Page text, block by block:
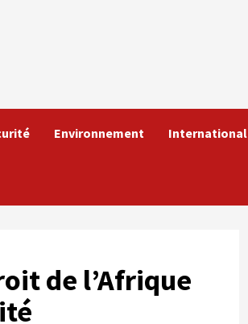
Environnement International
de l’Afrique